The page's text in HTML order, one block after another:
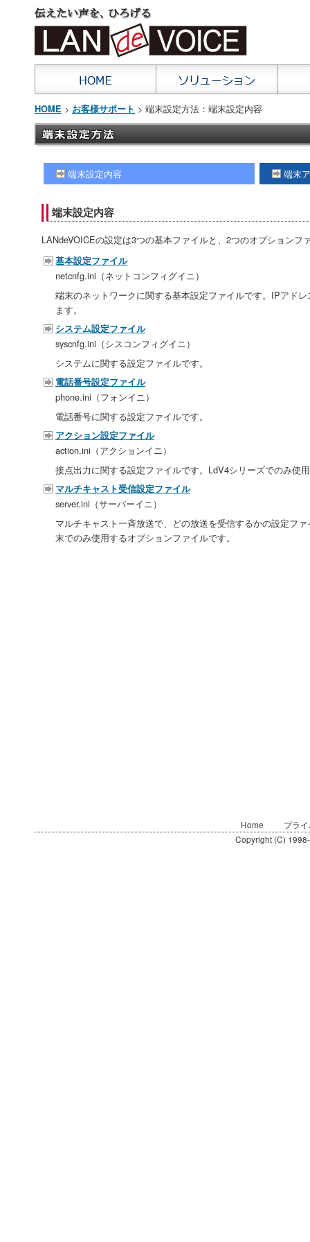
HOME > お客様サポート > 端末設定方法：端末設定内容
端末設定内容 端末
端末設定内容
LANdeVOICEの設定は3つの基本ファイルと、2つのオプションフ
基本設定ファイル
netcnfg.ini（ネットコンフィグイニ）
端末のネットワークに関する基本設定ファイルです。IPアド
ます。
システム設定ファイル
syscnfg.ini（シスコンフィグイニ）
システムに関する設定ファイルです。
電話番号設定ファイル
phone.ini（フォンイニ）
電話番号に関する設定ファイルです。
アクション設定ファイル
action.ini（アクションイニ）
接点出力に関する設定ファイルです。LdV4シリーズでのみ使
マルチキャスト受信設定ファイル
server.ini（サーバーイニ）
マルチキャスト一斉放送で、どの放送を受信するかの設定フ
末でのみ使用するオプションファイルです。
Home
プラ
Copyright (C)